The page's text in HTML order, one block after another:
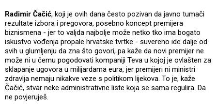
Radimir Čačić, koji je ovih dana često pozivan da javno tumači
rezultate izbora i pregovora, posebno koncept premijera
biznismena - jer to valjda najbolje može netko tko ima bogato
iskustvo vođenja propale hrvatske tvrtke - suvereno ide dalje od
svih u glumljenju da zna što govori, pa kaže da novi premijer ne
može ni u čemu pogodovati kompaniji Teva u kojoj je ovlašten za
sklapanje ugovora u milijardama eura, jer premijeri ni ministri
zdravlja nemaju nikakve veze s politikom lijekova. To je, kaže
Čačić, stvar neke administrativne liste koja se sama regulira. Da
ne povjeruješ.